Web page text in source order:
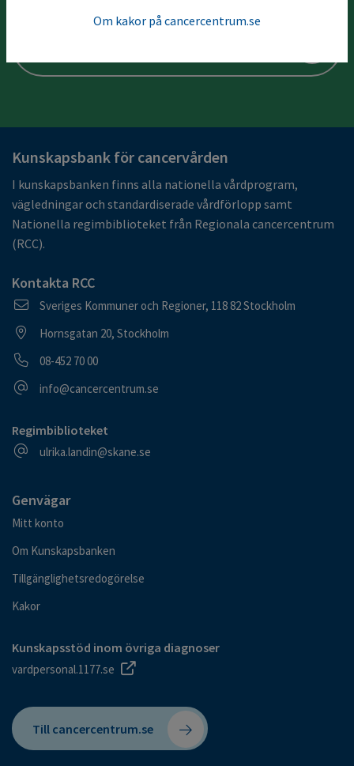
Om kakor på cancercentrum.se
Kunskapsbank för cancervården
I kunskapsbanken finns alla nationella vårdprogram,
vägledningar och standardiserade vårdförlopp samt
Nationella regimbiblioteket från Regionala cancercentrum
(RCC).
Kontakta RCC
Postadress
Sveriges Kommuner och Regioner, 118 82 Stockholm
Besöksadress
Hornsgatan 20, Stockholm
Telefonnummer
08-452 70 00
E-postadress
info@cancercentrum.se
Regimbiblioteket
E-postadress
ulrika.landin@skane.se
Genvägar
Mitt konto
Om Kunskapsbanken
Tillgänglighetsredogörelse
Kakor
Kunskapsstöd inom övriga diagnoser
vardpersonal.1177.se
Till cancercentrum.se